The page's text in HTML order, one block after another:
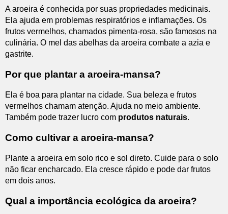
A aroeira é conhecida por suas propriedades medicinais.
Ela ajuda em problemas respiratórios e inflamações. Os
frutos vermelhos, chamados pimenta-rosa, são famosos na
culinária. O mel das abelhas da aroeira combate a azia e
gastrite.
Por que plantar a aroeira-mansa?
Ela é boa para plantar na cidade. Sua beleza e frutos
vermelhos chamam atenção. Ajuda no meio ambiente.
Também pode trazer lucro com produtos naturais.
Como cultivar a aroeira-mansa?
Plante a aroeira em solo rico e sol direto. Cuide para o solo
não ficar encharcado. Ela cresce rápido e pode dar frutos
em dois anos.
Qual a importância ecológica da aroeira?